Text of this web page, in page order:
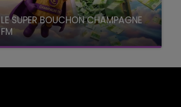
LE SUPER BOUCHON CHAMPAGNE
FM
avec La Famille Champagne FM, à 8H10